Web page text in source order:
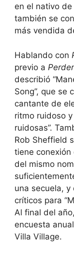
en el nativo
también se
más vendida
Hablando con
previo a Perder
describió
Song”, que se
cantante de
ritmo ruidoso
ruidosas”.
Rob Sheffield
tiene conexión
del mismo
una secuela, y
críticos para
Al final del
encuesta
Villa Village.